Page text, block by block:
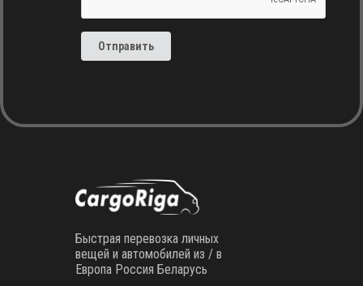
Отправить
Быстрая перевозка личных
вещей и автомобилей из / в
Европа Россия Беларусь